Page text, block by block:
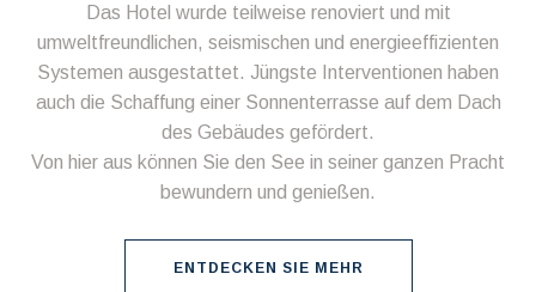
Das Hotel wurde teilweise renoviert und mit
umweltfreundlichen, seismischen und energieeffizienten
Systemen ausgestattet. Jüngste Interventionen haben
auch die Schaffung einer Sonnenterrasse auf dem Dach
des Gebäudes gefördert.
Von hier aus können Sie den See in seiner ganzen Pracht
bewundern und genießen.
ENTDECKEN SIE MEHR